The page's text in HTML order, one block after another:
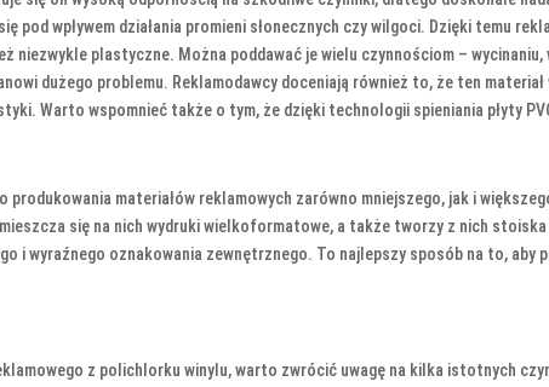
pod wpływem działania promieni słonecznych czy wilgoci. Dzięki temu
niezwykle plastyczne. Można poddawać je wielu czynnościom – wycinaniu,
dużego problemu. Reklamodawcy doceniają również to, że ten materiał
Warto wspomnieć także o tym, że dzięki technologii spieniania płyty
produkowania materiałów reklamowych zarówno mniejszego, jak i
się na nich wydruki wielkoformatowe, a także tworzy z nich
i wyraźnego oznakowania zewnętrznego. To najlepszy sposób na to, aby
z polichlorku winylu, warto zwrócić uwagę na kilka istotnych